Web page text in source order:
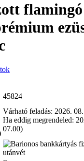
45824
Várható feladás: 2026.
Ha eddig megrendeled:
07.00)
utánvét